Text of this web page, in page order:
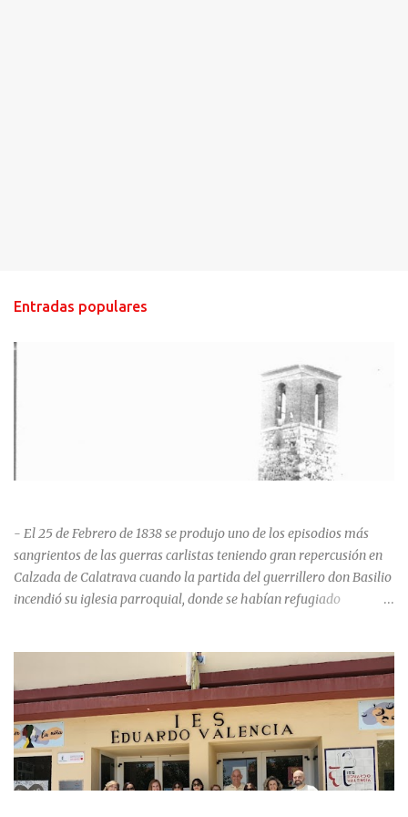
Entradas populares
- El 25 de Febrero de 1838 se produjo uno de los episodios más
sangrientos de las guerras carlistas teniendo gran repercusión en
Calzada de Calatrava cuando la partida del guerrillero don Basilio
incendió su iglesia parroquial, donde se habían refugiado
población se inclinó por el bando Carlista. Según Madoz, murieron
163 personas que "se defendieron heroicamente muriendo como
nuevos numantinos, siendo presa de las llamas todo ese crecido
número de españoles de uno y otro sexo, dignos de mejor suerte y
eterna alabanza". ¿Para cuando algo simbólico sobre este hecho?
Ntra. Sra. Santa Mª del Valle, “La gran desconocida y olvidada”
Andrés Mejía Godeo Entre el último cuarto del siglo XV y primero